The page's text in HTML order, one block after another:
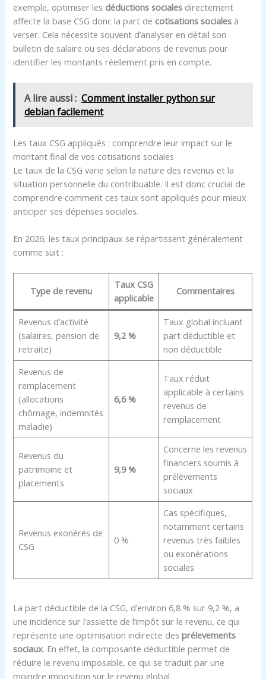
exemple, optimiser les déductions sociales directement
affecte la base CSG donc la part de cotisations sociales à
verser. Cela nécessite souvent d’analyser en détail son
bulletin de salaire ou ses déclarations de revenus pour
identifier les montants réellement pris en compte.
A lire aussi : Comment installer python sur
debian facilement
Les taux CSG appliqués : comprendre leur impact sur le
montant final de vos cotisations sociales
Le taux de la CSG varie selon la nature des revenus et la
situation personnelle du contribuable. Il est donc crucial de
comprendre comment ces taux sont appliqués pour mieux
anticiper ses dépenses sociales.
En 2026, les taux principaux se répartissent généralement
comme suit :
Type de revenu
Taux CSG
applicable
Commentaires
Revenus d’activité
(salaires, pension de
retraite)
9,2 %
Taux global incluant
part déductible et
non déductible
Revenus de
remplacement
(allocations
chômage, indemnités
maladie)
6,6 %
Taux réduit
applicable à certains
revenus de
remplacement
Revenus du
patrimoine et
placements
9,9 %
Concerne les revenus
financiers soumis à
prélèvements
sociaux
Revenus exonérés de
CSG
0 %
Cas spécifiques,
notamment certains
revenus très faibles
ou exonérations
sociales
La part déductible de la CSG, d’environ 6,8 % sur 9,2 %, a
une incidence sur l’assiette de l’impôt sur le revenu, ce qui
représente une optimisation indirecte desprélevements
sociaux. En effet, la composante déductible permet de
réduire le revenu imposable, ce qui se traduit par une
moindre imposition sur le revenu global.